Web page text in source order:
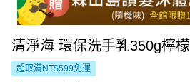
清淨海 環保洗手乳350g檸檬
超取滿NT$599免運